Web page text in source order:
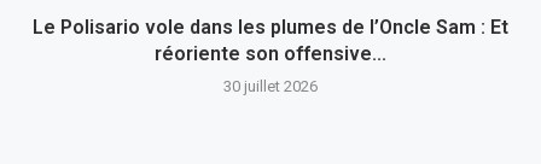
Le Polisario vole dans les plumes de l’Oncle Sam : Et
réoriente son offensive...
30 juillet 2026